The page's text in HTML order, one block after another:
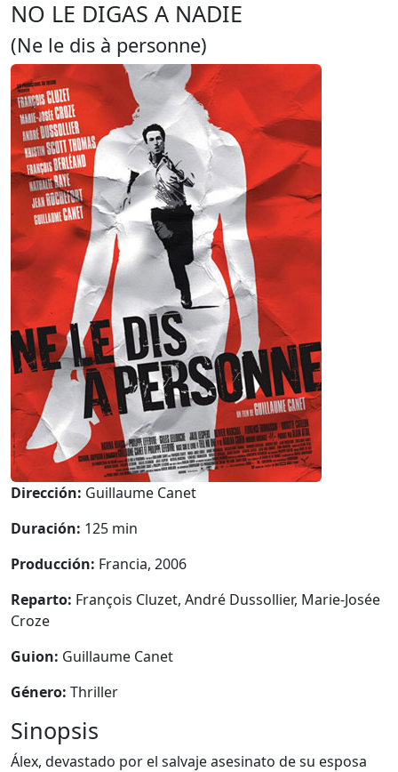
NO LE DIGAS A NADIE
(Ne le dis à personne)
Dirección: Guillaume Canet
Duración: 125 min
Producción: Francia, 2006
Reparto: François Cluzet, André Dussollier, Marie-Josée
Croze
Guion: Guillaume Canet
Género: Thriller
Sinopsis
Álex, devastado por el salvaje asesinato de su esposa